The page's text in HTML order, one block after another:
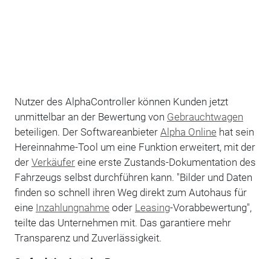
Nutzer des AlphaController können Kunden jetzt
unmittelbar an der Bewertung von Gebrauchtwagen
beteiligen. Der Softwareanbieter Alpha Online hat sein
Hereinnahme-Tool um eine Funktion erweitert, mit der
der Verkäufereine erste Zustands-Dokumentation des
Fahrzeugs selbst durchführen kann. "Bilder und Daten
finden so schnell ihren Weg direkt zum Autohaus für
eine Inzahlungnahme oder Leasing-Vorabbewertung",
teilte das Unternehmen mit. Das garantiere mehr
Transparenz und Zuverlässigkeit.